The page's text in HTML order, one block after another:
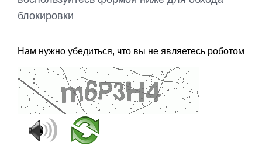
блокировки
Нам нужно убедиться, что вы не являетесь роботом